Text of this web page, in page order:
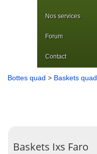
Nos services
Forum
Contact
Bottes quad > Baskets quad
Baskets Ixs Faro